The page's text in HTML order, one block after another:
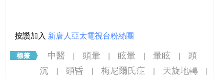
按讚加入 新唐人亞太電視台粉絲團
中醫 頭暈 眩暈 暈眩
頭
沉
頭昏 梅尼爾氏症 天旋地轉